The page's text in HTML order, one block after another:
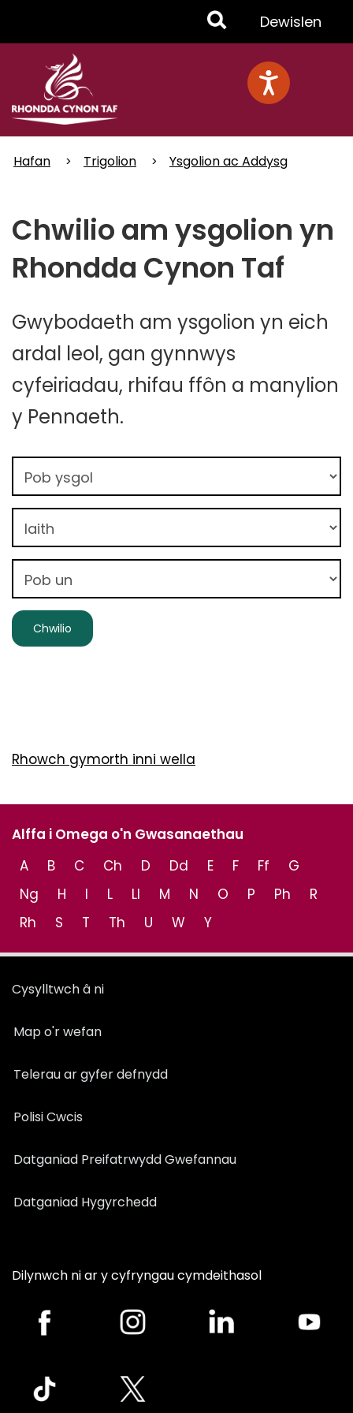
Toggle
Menu
Dewislen
Hafan Trigolion Ysgolion ac Addysg
Chwilio am ysgolion yn
Rhondda Cynon Taf
Gwybodaeth am ysgolion yn eich
ardal leol, gan gynnwys
cyfeiriadau, rhifau ffôn a manylion
y Pennaeth.
Rhowch gymorth inni wella
Alffa i Omega o'n Gwasanaethau
A
B C Ch D Dd E F Ff
G
Ng
H I L Ll M N O P Ph
R
Rh
S T Th U W Y
Cysylltwch â ni
Map o'r wefan
Telerau ar gyfer defnydd
Polisi Cwcis
Datganiad Preifatrwydd Gwefannau
Datganiad Hygyrchedd
Dilynwch ni ar y cyfryngau cymdeithasol